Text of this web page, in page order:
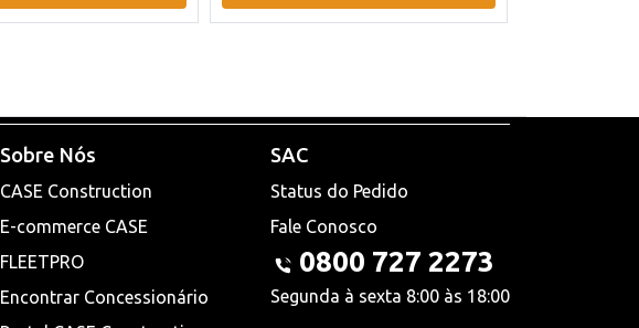
Sobre Nós
CASE Construction
E-commerce CASE
FLEETPRO
Encontrar Concessionário
SAC
Status do Pedido
Fale Conosco
0800 727 2273
Segunda à sexta 8:00 às 18:00